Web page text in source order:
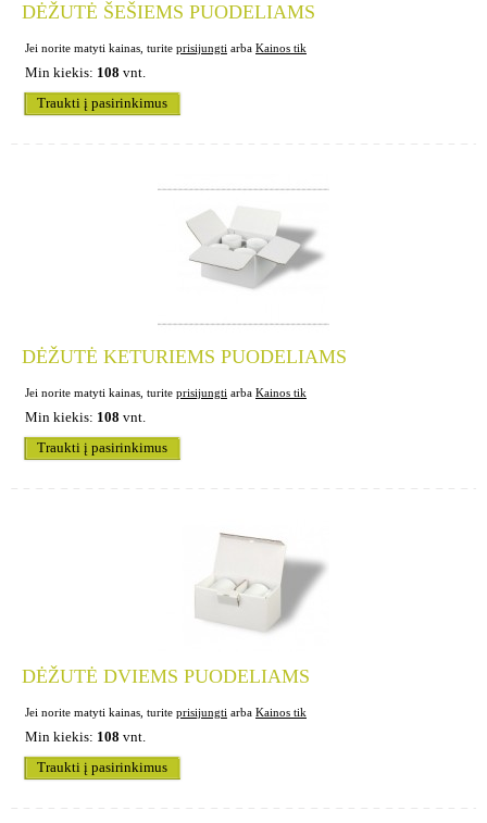
DĖŽUTĖ ŠEŠIEMS PUODELIAMS
Jei norite matyti kainas, turite prisijungti arba Kainos tik
Min kiekis: 108 vnt.
Traukti į pasirinkimus
DĖŽUTĖ KETURIEMS PUODELIAMS
Jei norite matyti kainas, turite prisijungti arba Kainos tik
Min kiekis: 108 vnt.
Traukti į pasirinkimus
DĖŽUTĖ DVIEMS PUODELIAMS
Jei norite matyti kainas, turite prisijungti arba Kainos tik
Min kiekis: 108 vnt.
Traukti į pasirinkimus